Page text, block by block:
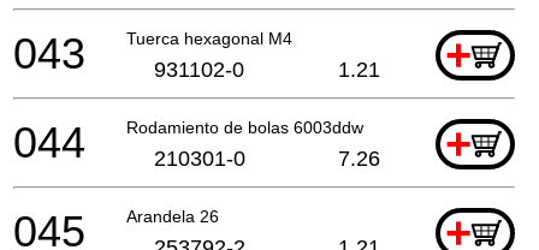
Tuerca hexagonal M4 +
043 931102-0 1.21
Rodamiento de bolas 6003ddw +
044 210301-0 7.26
Arandela 26 +
045